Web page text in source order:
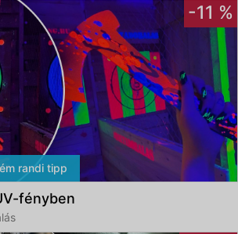
-11 %
randi tipp
fényben